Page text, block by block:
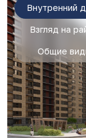
Внутренний
Взгляд на
Общие